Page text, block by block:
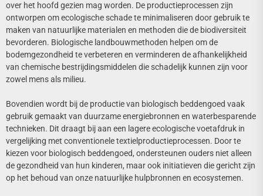
over het hoofd gezien mag worden. De productieprocessen zijn
ontworpen om ecologische schade te minimaliseren door gebruik te
maken van natuurlijke materialen en methoden die de biodiversiteit
bevorderen. Biologische landbouwmethoden helpen om de
bodemgezondheid te verbeteren en verminderen de afhankelijkheid
van chemische bestrijdingsmiddelen die schadelijk kunnen zijn voor
zowel mens als milieu.
Bovendien wordt bij de productie van biologisch beddengoed vaak
gebruik gemaakt van duurzame energiebronnen en waterbesparende
technieken. Dit draagt bij aan een lagere ecologische voetafdruk in
vergelijking met conventionele textielproductieprocessen. Door te
kiezen voor biologisch beddengoed, ondersteunen ouders niet alleen
de gezondheid van hun kinderen, maar ook initiatieven die gericht zijn
op het behoud van onze natuurlijke hulpbronnen en ecosystemen.